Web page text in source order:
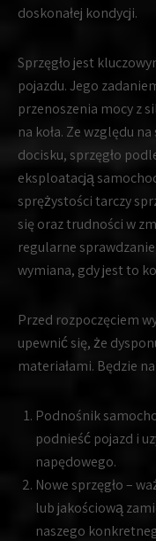
doskonałej kondycji.
Sprzęgło jest
pojazdu. Jego
przenoszenia mocy z
na koła. Ze względu
docisku, sprzęgło
eksploatacją
sprężystości tarczy
się oraz trudności w
regularne
wymiana, gdy jest to
Przed rozpoczęciem
upewnić się, że
materiałami. Będzie
Podnośnik
podnieść pojazd i
napędowego.
Nowe sprzęgło –
lub jakościową
naszego